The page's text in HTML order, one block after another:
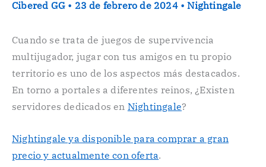
Cibered GG • 23 de febrero de 2024 •Nightingale
Cuando se trata de juegos de supervivencia
multijugador, jugar con tus amigos en tu propio
territorio es uno de los aspectos más destacados.
En torno a portales a diferentes reinos, ¿Existen
servidores dedicados en Nightingale?
Nightingale ya disponible para comprar a gran
precio y actualmente con oferta.